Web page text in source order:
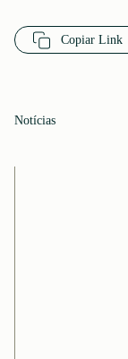
Copiar Link
Notícias